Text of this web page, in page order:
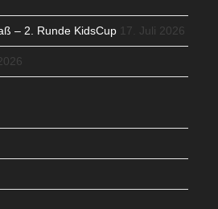
– 2. Runde KidsCup 17. Juli 2026